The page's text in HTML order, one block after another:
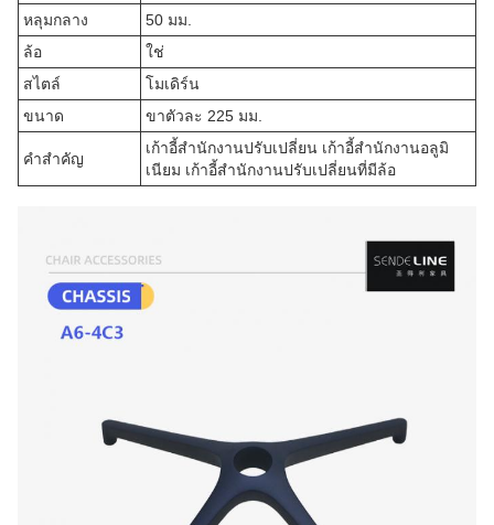
หลุมกลาง
50 มม.
ล้อ
ใช่
สไตล์
โมเดิร์น
ขนาด
ขาตัวละ 225 มม.
คําสําคัญ
เก้าอี้สํานักงานปรับเปลี่ยน เก้าอี้สํานักงานอลูมิ
เนียม เก้าอี้สํานักงานปรับเปลี่ยนที่มีล้อ